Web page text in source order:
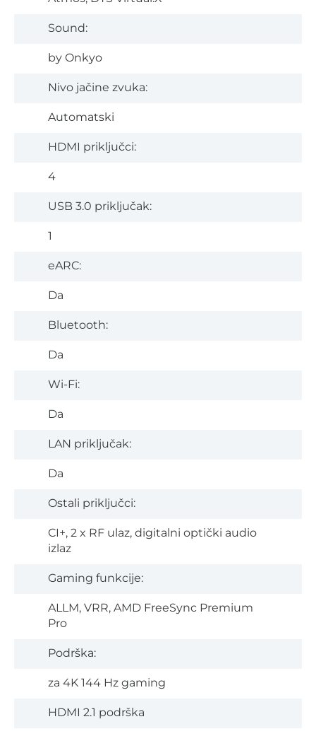
Sound:
by Onkyo
Nivo jačine zvuka:
Automatski
HDMI priključci:
4
USB 3.0 priključak:
1
eARC:
Da
Bluetooth:
Da
Wi-Fi:
Da
LAN priključak:
Da
Ostali priključci:
CI+, 2 x RF ulaz, digitalni optički audio
izlaz
Gaming funkcije:
ALLM, VRR, AMD FreeSync Premium
Pro
Podrška:
za 4K 144 Hz gaming
HDMI 2.1 podrška